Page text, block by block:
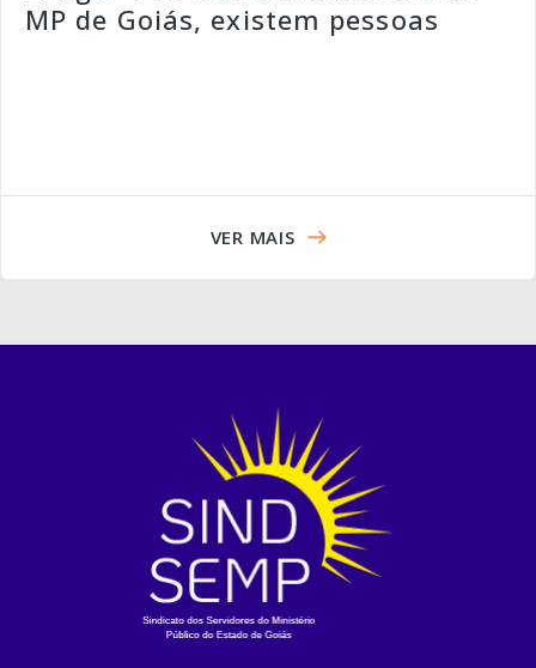
MP de Goiás, existem pessoas
VER MAIS